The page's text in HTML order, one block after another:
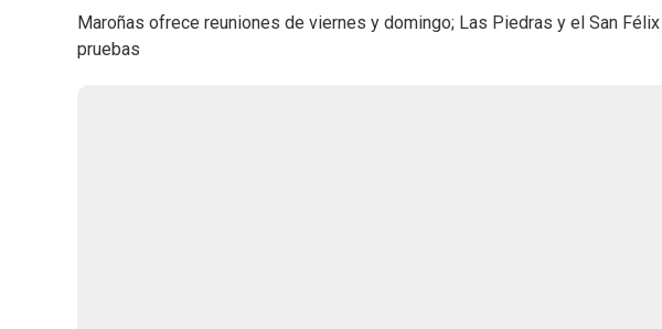
Maroñas ofrece reuniones de viernes y domingo; Las Piedras y el San
pruebas